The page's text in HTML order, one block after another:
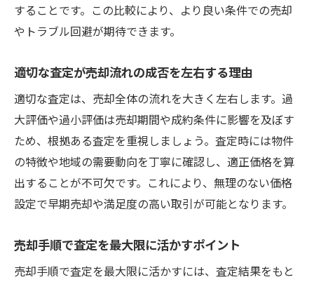
することです。この比較により、より良い条件での売却
やトラブル回避が期待できます。
適切な査定が売却流れの成否を左右する理由
適切な査定は、売却全体の流れを大きく左右します。過
大評価や過小評価は売却期間や成約条件に影響を及ぼす
ため、根拠ある査定を重視しましょう。査定時には物件
の特徴や地域の需要動向を丁寧に確認し、適正価格を算
出することが不可欠です。これにより、無理のない価格
設定で早期売却や満足度の高い取引が可能となります。
売却手順で査定を最大限に活かすポイント
売却手順で査定を最大限に活かすには、査定結果をもと